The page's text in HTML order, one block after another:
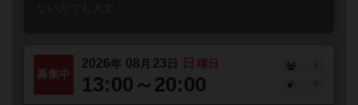
ない方でも大丈...
募集中
2026年 08 月 23 日 日 曜日
13:00～20:00
1